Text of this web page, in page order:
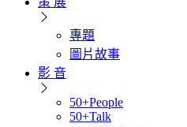
專題
圖片故事
影 音
50+People
50+Talk